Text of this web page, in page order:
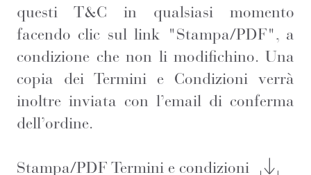
questi T&C in qualsiasi momento
facendo clic sul link "Stampa/PDF", a
condizione che non li modifichino. Una
copia dei Termini e Condizioni verrà
inoltre inviata con l’email di conferma
dell’ordine.
Stampa/PDF Termini e condizioni